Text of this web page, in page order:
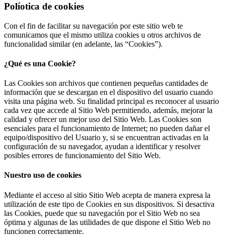
Políotica de cookies
Con el fin de facilitar su navegación por este sitio web te
comunicamos que el mismo utiliza cookies u otros archivos de
funcionalidad similar (en adelante, las “Cookies”).
¿Qué es una Cookie?
Las Cookies son archivos que contienen pequeñas cantidades de
información que se descargan en el dispositivo del usuario cuando
visita una página web. Su finalidad principal es reconocer al usuario
cada vez que accede al Sitio Web permitiendo, además, mejorar la
calidad y ofrecer un mejor uso del Sitio Web. Las Cookies son
esenciales para el funcionamiento de Internet; no pueden dañar el
equipo/dispositivo del Usuario y, si se encuentran activadas en la
configuración de su navegador, ayudan a identificar y resolver
posibles errores de funcionamiento del Sitio Web.
Nuestro uso de cookies
Mediante el acceso al sitio Sitio Web acepta de manera expresa la
utilización de este tipo de Cookies en sus dispositivos. Si desactiva
las Cookies, puede que su navegación por el Sitio Web no sea
óptima y algunas de las utilidades de que dispone el Sitio Web no
funcionen correctamente.